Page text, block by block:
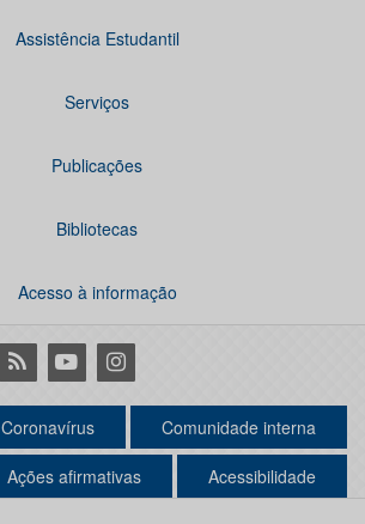
Assistência Estudantil
Serviços
Publicações
Bibliotecas
Acesso à informação
RSS YoutubeInstagram
Coronavírus Comunidade interna
Ações afirmativas Acessibilidade